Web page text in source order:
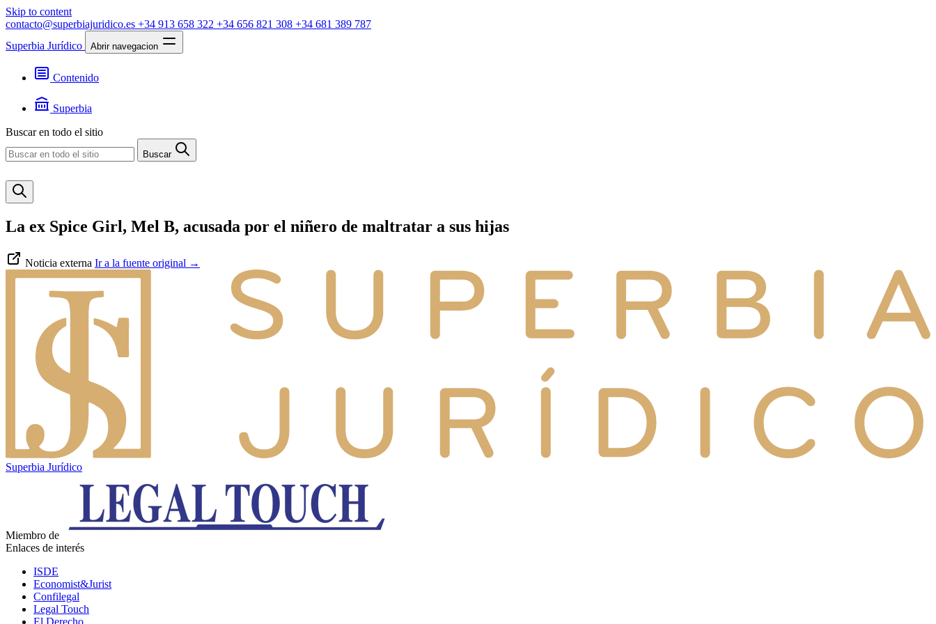
Skip to content
contacto@superbiajuridico.es +34 913 658 322 +34 656 821 308 +34 681 389 787
Superbia Jurídico
Abrir navegacion
Contenido
Jurisprudencia
Noticias
Superbia
Contacto
Buscar en todo el sitio
Buscar
La ex Spice Girl, Mel B, acusada por el niñero de maltratar a sus hijas
Noticia externa Ir a la fuente original →
Superbia Jurídico
Miembro de
Enlaces de interés
ISDE
Economist&Jurist
Confilegal
Legal Touch